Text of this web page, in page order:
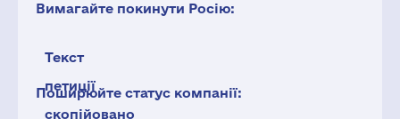
Вимагайте покинути Росію:
Текст
петиції
скопійовано
Поширюйте статус компанії: